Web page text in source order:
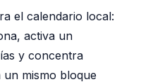
el calendario local:
activa un
y concentra
mismo bloque